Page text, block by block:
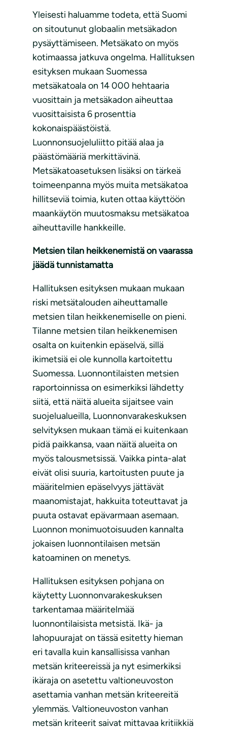
Yleisesti haluamme todeta, että Suomi
on sitoutunut globaalin metsäkadon
pysäyttämiseen. Metsäkato on myös
kotimaassa jatkuva ongelma. Hallituksen
esityksen mukaan Suomessa
metsäkatoala on 14 000 hehtaaria
vuosittain ja metsäkadon aiheuttaa
vuosittaisista 6 prosenttia
kokonaispäästöistä.
Luonnonsuojeluliitto pitää alaa ja
päästömääriä merkittävinä.
Metsäkatoasetuksen lisäksi on tärkeä
toimeenpanna myös muita metsäkatoa
hillitseviä toimia, kuten ottaa käyttöön
maankäytön muutosmaksu metsäkatoa
aiheuttaville hankkeille.
Metsien tilan heikkenemistä on vaarassa
jäädä tunnistamatta
Hallituksen esityksen mukaan mukaan
riski metsätalouden aiheuttamalle
metsien tilan heikkenemiselle on pieni.
Tilanne metsien tilan heikkenemisen
osalta on kuitenkin epäselvä, sillä
ikimetsiä ei ole kunnolla kartoitettu
Suomessa. Luonnontilaisten metsien
raportoinnissa on esimerkiksi lähdetty
siitä, että näitä alueita sijaitsee vain
suojelualueilla, Luonnonvarakeskuksen
selvityksen mukaan tämä ei kuitenkaan
pidä paikkansa, vaan näitä alueita on
myös talousmetsissä. Vaikka pinta-alat
eivät olisi suuria, kartoitusten puute ja
määritelmien epäselvyys jättävät
maanomistajat, hakkuita toteuttavat ja
puuta ostavat epävarmaan asemaan.
Luonnon monimuotoisuuden kannalta
jokaisen luonnontilaisen metsän
katoaminen on menetys.
Hallituksen esityksen pohjana on
käytetty Luonnonvarakeskuksen
tarkentamaa määritelmää
luonnontilaisista metsistä. Ikä- ja
lahopuurajat on tässä esitetty hieman
eri tavalla kuin kansallisissa vanhan
metsän kriteereissä ja nyt esimerkiksi
ikäraja on asetettu valtioneuvoston
asettamia vanhan metsän kriteereitä
ylemmäs. Valtioneuvoston vanhan
metsän kriteerit saivat mittavaa kritiikkiä